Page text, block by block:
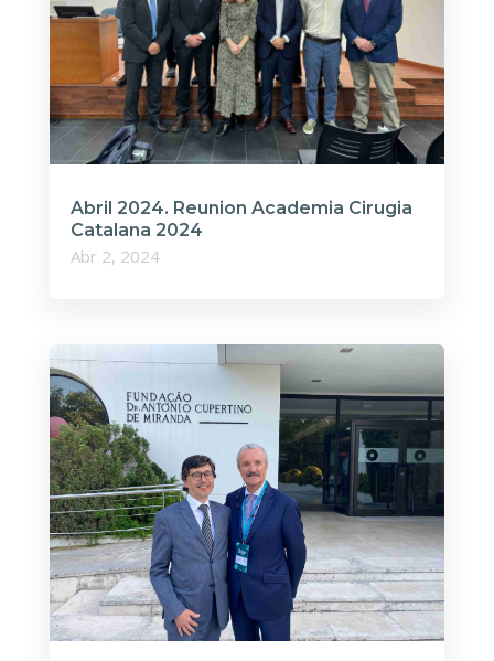
Abril 2024. Reunion Academia Cirugia
Catalana 2024
Abr 2, 2024